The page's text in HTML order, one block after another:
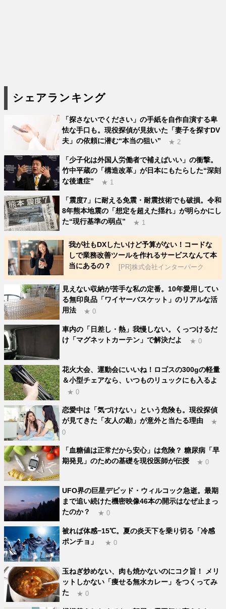
シェアランキング
「探さないでください」の手紙を自作自演する卑
怯な手口も。現役探偵が見抜いた「妻子を探すDV
夫」の依頼に潜む“本当の狙い”
★ 2
「少子化は外国人労働者で補えばいい」の衝撃。
竹中平蔵の「構造改革」が日本にもたらした“深刻
な後遺症”
★ 1
「震度7」に耐える免震・耐震技術でも破損。令和
8年熊本地震の「想定を超えた揺れ」が明らかにし
た“現行基準の弱点”
★ 1
我が社もDXしたいけど予算がない！コードな
しで業務改善ツールを作れるサービスなんて本
当にあるの？
[PR]株式会社インターパーク
見えない収納が苦手な私の定番。10年愛用してい
る無印良品「ワイヤーバスケット」のリアルな活
用法
★ 0
車内の「日差し・熱」我慢しない。くっつけるだ
け「マグネットカーテン」で解決だよ
★ 0
花火大会、運動会にいいね！ロゴスの300gの軽量
＆小型チェアなら、いつものリュックにも入るよ
★ 0
恋愛中は「気づけない」という危険も。現役探偵
が見てきた「友人の勘」が意外と当たる理由
★
0
「血糖値は正常だから安心」は危険？ 糖尿病「早
期発見」のための基礎を現役医師が伝授
★ 0
UFO界の巨星デビッド・ウィルコック急逝。最期
まで追い続けた機密映像46本の開示はなぜ止まっ
たのか？
★ 0
被れば体感−15℃。夏の炎天下を乗り切る「冷感
ポンチョ」
★ 0
玉ねぎ炒めない、肉も焼かないのにコク旨！ メリ
ットしかない「痩せる無水カレー」をつくってみ
た
★ 0